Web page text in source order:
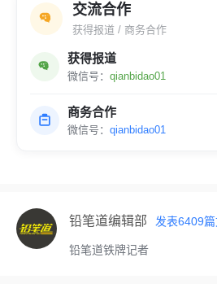
交流合作
获得报道 / 商务合作
获得报道
微信号： qianbidao01
商务合作
微信号： qianbidao01
铅笔道编辑部 发表6409
铅笔道铁牌记者